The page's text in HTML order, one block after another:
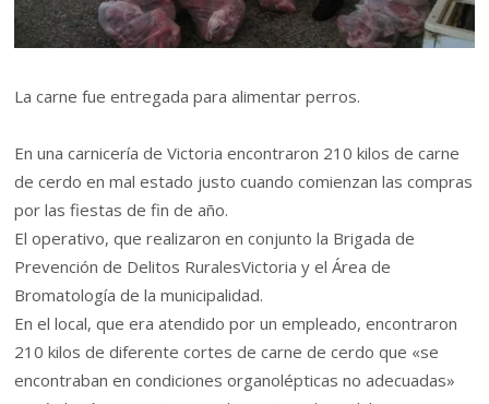
La carne fue entregada para alimentar perros.
En una carnicería de Victoria encontraron 210 kilos de carne
de cerdo en mal estado justo cuando comienzan las compras
por las fiestas de fin de año.
El operativo, que realizaron en conjunto la Brigada de
Prevención de Delitos RuralesVictoria y el Área de
Bromatología de la municipalidad.
En el local, que era atendido por un empleado, encontraron
210 kilos de diferente cortes de carne de cerdo que «se
encontraban en condiciones organolépticas no adecuadas»